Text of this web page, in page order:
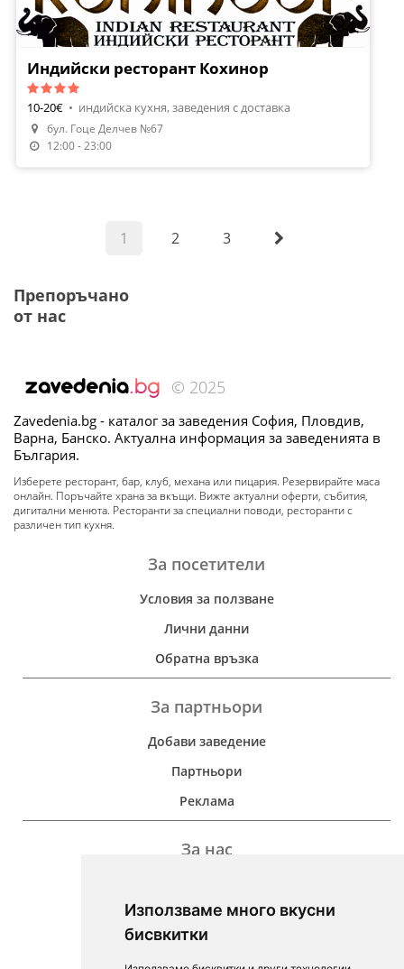
Използваме много вкусни
бисвкитки
Направи Резервация
Поръчай Храна
Индийски ресторант Кохинор
10-20€ • индийска кухня, заведения с доставка
бул. Гоце Делчев №67
12:00 - 23:00
1 2 3
Препоръчано
от нас
© 2025
Zavedenia.bg - каталог за заведения София, Пловдив,
Варна, Банско. Актуална информация за заведенията в
България.
Изберете ресторант, бар, клуб, механа или пицария. Резервирайте маса
онлайн. Поръчайте храна за вкъщи. Вижте актуални оферти, събития,
дигитални менюта. Ресторанти за специални поводи, ресторанти с
различен тип кухня.
За посетители
Условия за ползване
Лични данни
Обратна връзка
За партньори
Добави заведение
Партньори
Реклама
За нас
Контакти
For Investors